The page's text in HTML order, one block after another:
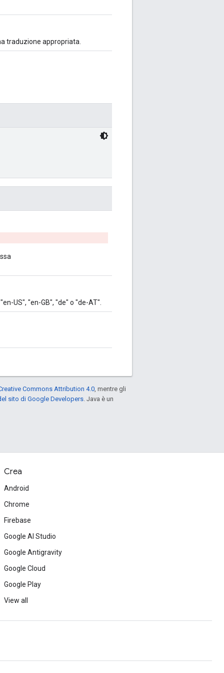
traduzione appropriata.
US", "en-GB", "de" o "de-AT".
Commons Attribution 4.0 , mentre gli
sito di Google Developers . Java è un
Crea
Android
Chrome
Firebase
Google AI Studio
Google Antigravity
Google Cloud
Google Play
View all